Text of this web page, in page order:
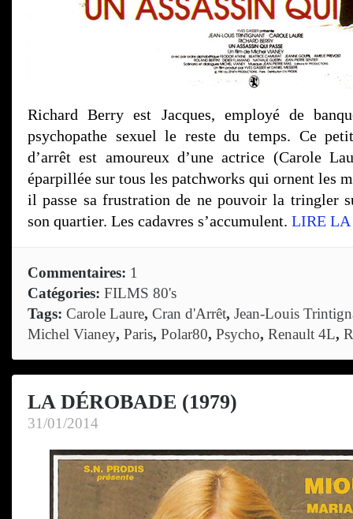
Richard Berry est Jacques, employé de
psychopathe sexuel le reste du temps. Ce
d’arrêt est amoureux d’une actrice (Carole
éparpillée sur tous les patchworks qui ornent les
il passe sa frustration de ne pouvoir la tringler
son quartier. Les cadavres s’accumulent. LIRE LA
Commentaires: 1
Catégories: FILMS 80's
Tags: Carole Laure, Cran d'Arrêt, Jean-Louis
Michel Vianey, Paris, Polar80, Psycho, Renault 4L,
LA DÉROBADE (1979)
31/01/2014